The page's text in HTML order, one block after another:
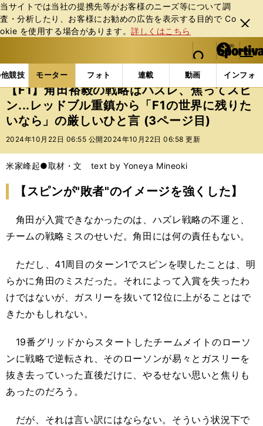
当サイトでは当社の提携先等がお客様のニーズ等について調
査・分析したり、お客様にお勧めの広告を表⽰する⽬的で Co
okie を使⽤する場合があります。詳しくはこちら
閉じ
る
web Sportiva (webスポルティーバ)
検索
マイペ
ー
ジ
メニュ
競技 モーター フォト 連載 動画 インフォ
b
ス
ポ
ル
テ
ー
バ
モーターの記事一覧 モーター F1 【F1】角田裕
【F1】角田裕毅の戦略はハズレ、焦ってスピ
ン...レッドブル重鎮から「F1の世界に残りた
いなら」の厳しいひと言 (3ページ目)
2024年10月22日 06:55 公開 2024年10月22日 06:58 更新
米家峰起●取材・文 text by Yoneya Mineoki
【スピンが"敗者"のイメージを強くした】
角田が入賞できなかったのは、ハズレ戦略の不運と、
チームの戦略ミスのせいだ。角田には何の責任もない。
ただし、41周目のターン1でスピンを喫したことは、明
らかに角田のミスだった。それによって入賞を失ったわ
けではないが、ガスリーを抜いて12位に上がることはで
きたかもしれない。
19番グリッドからスタートしたチームメイトのローソ
ンに戦略で逆転され、そのローソンが易々とガスリーを
抜き去っていった直後だけに、やるせない思いと焦りも
あったのだろう。
だが、それは言い訳にはならない。そういう状況下で